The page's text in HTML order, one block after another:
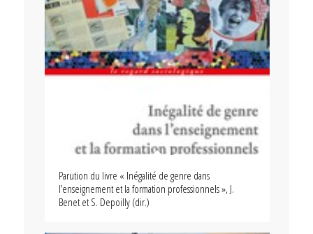
Parution du livre « Inégalité de genre dans
l’enseignement et la formation professionnels », J.
Benet et S. Depoilly (dir.)